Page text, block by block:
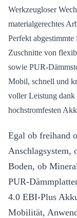
Werkzeugloser
materialgerechtes
Perfekt
Zuschnitte von
sowie PUR-
Mobil, schnell und
voller Leistung
hochstromfesten
Egal ob freihand
Anschlagsystem,
Boden, ob
PUR-
4.0 EBI-Plus
Mobilität,